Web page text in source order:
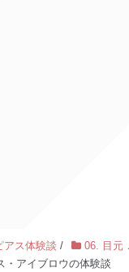
アス体験談 / 06. 目元
・アイブロウの体験談